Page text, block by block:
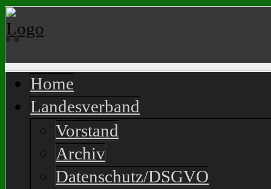
Home
Landesverband
Vorstand
Archiv
Datenschutz/DSGVO